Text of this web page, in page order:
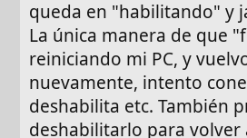
queda en "habilitando" y
La única manera de que
reiniciando mi PC, y
nuevamente, intento
deshabilita etc. También
deshabilitarlo para